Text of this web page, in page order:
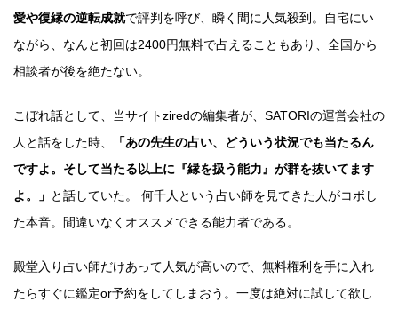
愛や復縁の逆転成就で評判を呼び、瞬く間に人気殺到。自宅にい
ながら、なんと初回は2400円無料で占えることもあり、全国から
相談者が後を絶たない。
こぼれ話として、当サイトziredの編集者が、SATORIの運営会社の
人と話をした時、
「あの先生の占い、どういう状況でも当たるん
ですよ。そして当たる以上に『縁を扱う能力』が群を抜いてます
よ。」 と話していた。 何千人という占い師を見てきた人がコボし
た本音。間違いなくオススメできる能力者である。
殿堂入り占い師だけあって人気が高いので、無料権利を手に入れ
たらすぐに鑑定or予約をしてしまおう。一度は絶対に試して欲し